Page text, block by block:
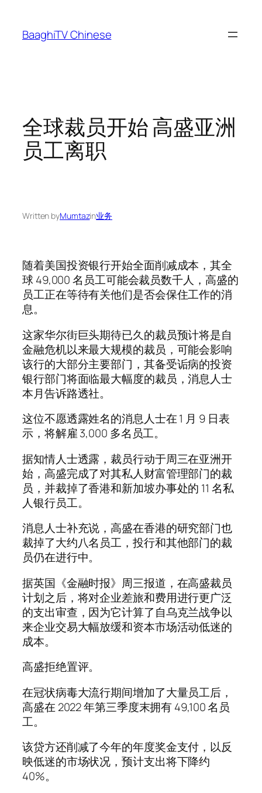
content
BaaghiTV Chinese
全球裁员开始 高盛亚洲
员工离职
Written byMumtazin业务
随着美国投资银行开始全面削减成本，其全
球 49,000 名员工可能会裁员数千人，高盛的
员工正在等待有关他们是否会保住工作的消
息。
这家华尔街巨头期待已久的裁员预计将是自
金融危机以来最大规模的裁员，可能会影响
该行的大部分主要部门，其备受诟病的投资
银行部门将面临最大幅度的裁员，消息人士
本月告诉路透社。
这位不愿透露姓名的消息人士在 1 月 9 日表
示，将解雇 3,000 多名员工。
据知情人士透露，裁员行动于周三在亚洲开
始，高盛完成了对其私人财富管理部门的裁
员，并裁掉了香港和新加坡办事处的 11 名私
人银行员工。
消息人士补充说，高盛在香港的研究部门也
裁掉了大约八名员工，投行和其他部门的裁
员仍在进行中。
据英国《金融时报》周三报道，在高盛裁员
计划之后，将对企业差旅和费用进行更广泛
的支出审查，因为它计算了自乌克兰战争以
来企业交易大幅放缓和资本市场活动低迷的
成本。
高盛拒绝置评。
在冠状病毒大流行期间增加了大量员工后，
高盛在 2022 年第三季度末拥有 49,100 名员
工。
该贷方还削减了今年的年度奖金支付，以反
映低迷的市场状况，预计支出将下降约
40%。